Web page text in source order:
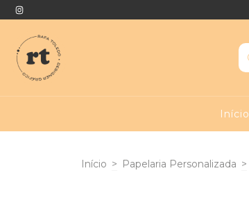
Início
Início > Papelaria Personalizada >